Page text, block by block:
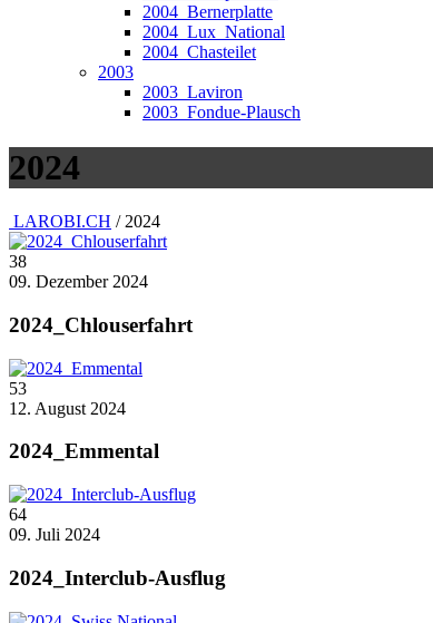
2004_Bernerplatte
2004_Lux_National
2004_Chasteilet
2003
2003_Laviron
2003_Fondue-Plausch
2024
LAROBI.CH / 2024
38
09. Dezember 2024
2024_Chlouserfahrt
53
12. August 2024
2024_Emmental
64
09. Juli 2024
2024_Interclub-Ausflug